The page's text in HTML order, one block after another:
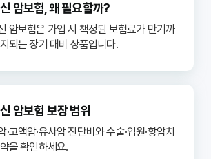
암보험, 왜 필요할까?
암보험은 가입 시 책정된 보험료가 만기까
되는 장기 대비 상품입니다.
암보험 보장 범위
·고액암·유사암 진단비와 수술·입원·항암치
을 확인하세요.